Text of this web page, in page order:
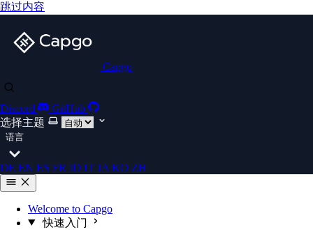
跳过内容
Capgo
Discord
GitHub
选择主题
语言
DE EN ES FR ID IT JA KO ZH
Welcome to Capgo
快速入门